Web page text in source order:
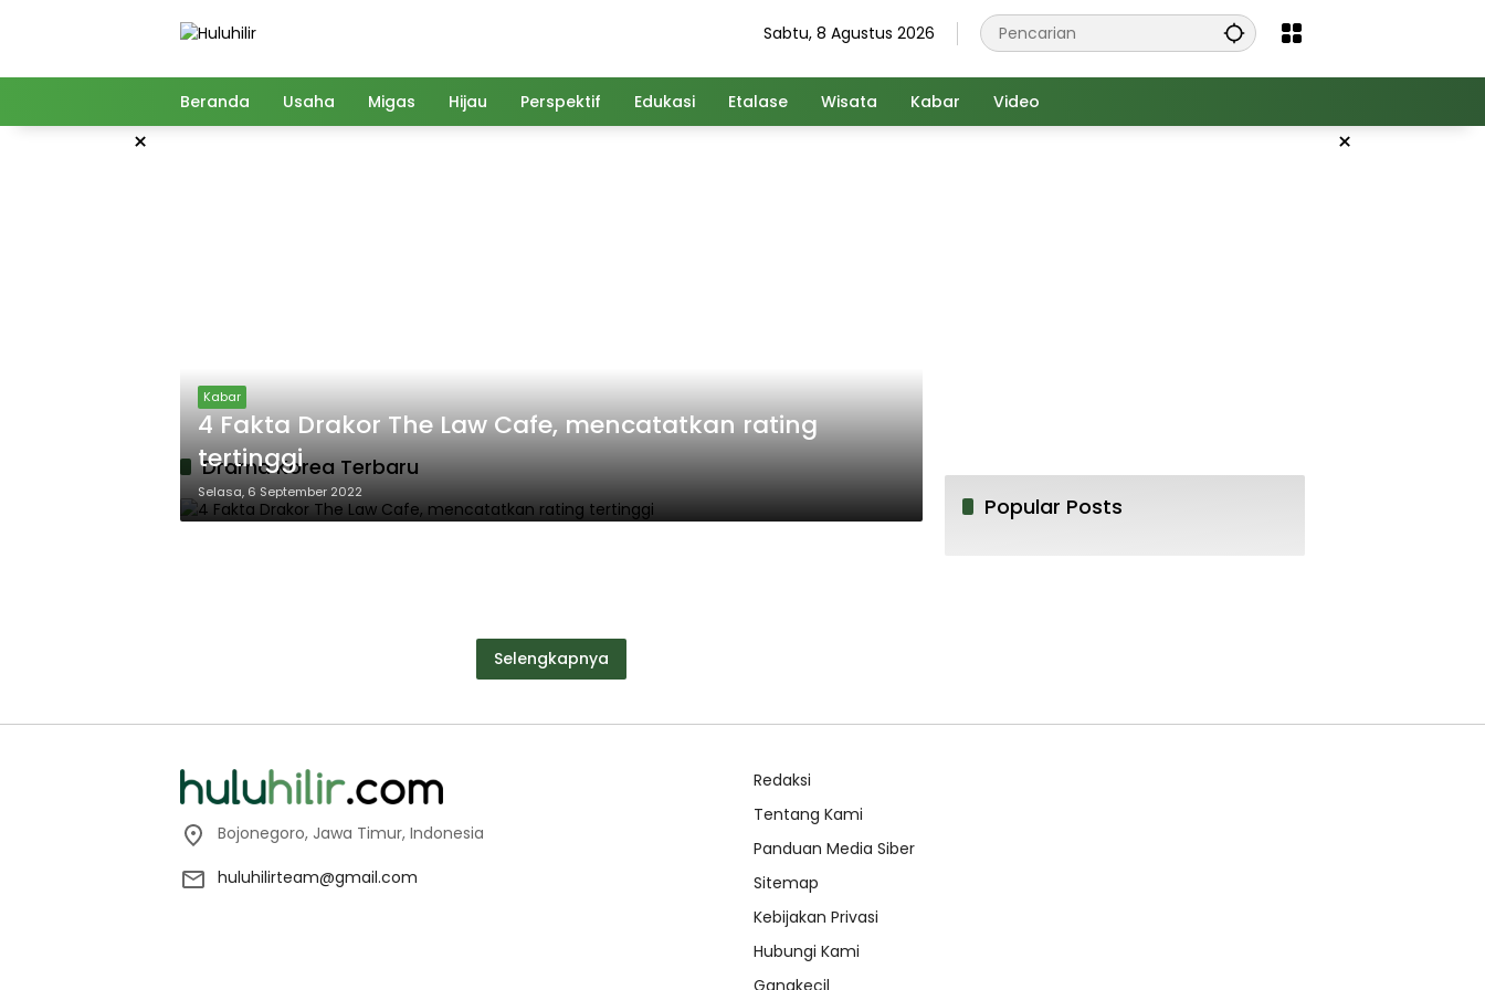
Sabtu, 8 Agustus 2026
Beranda Usaha Migas Hijau Perspektif Edukasi Etalase Wisata Kabar Video
× ×
Drama Korea Terbaru
Kabar
4 Fakta Drakor The Law Cafe, mencatatkan rating
tertinggi
Selasa, 6 September 2022
Selengkapnya
Popular Posts
Bojonegoro, Jawa Timur, Indonesia
huluhilirteam@gmail.com
Redaksi
Tentang Kami
Panduan Media Siber
Sitemap
Kebijakan Privasi
Hubungi Kami
Gangkecil